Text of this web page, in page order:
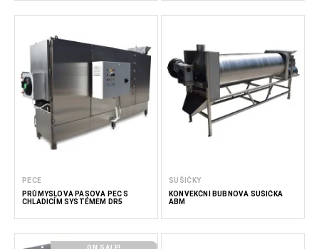
PECE
PRŮMYSLOVÁ PÁSOVÁ PEC S
CHLADICÍM SYSTÉMEM DR5
SUŠIČKY
KONVEKČNÍ BUBNOVÁ SUŠIČKA
ABM
ON SALE!